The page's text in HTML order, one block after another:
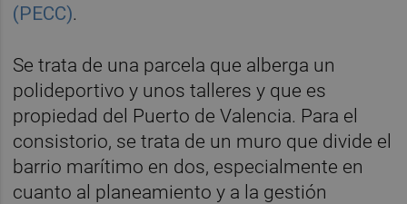
(PECC).
Se trata de una parcela que alberga un
polideportivo y unos talleres y que es
propiedad del Puerto de Valencia. Para el
consistorio, se trata de un muro que divide el
barrio marítimo en dos, especialmente en
cuanto al planeamiento y a la gestión